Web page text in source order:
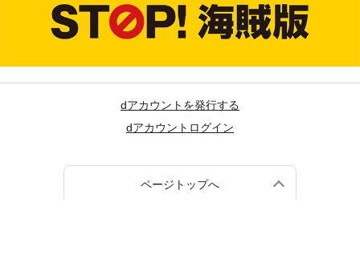
dアカウントを発行する
dアカウントログイン
ページトップへ